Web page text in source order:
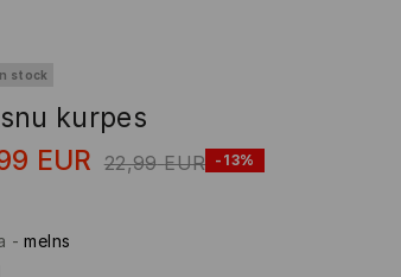
stock
kurpes
EUR 22,99 EUR -13%
-melns